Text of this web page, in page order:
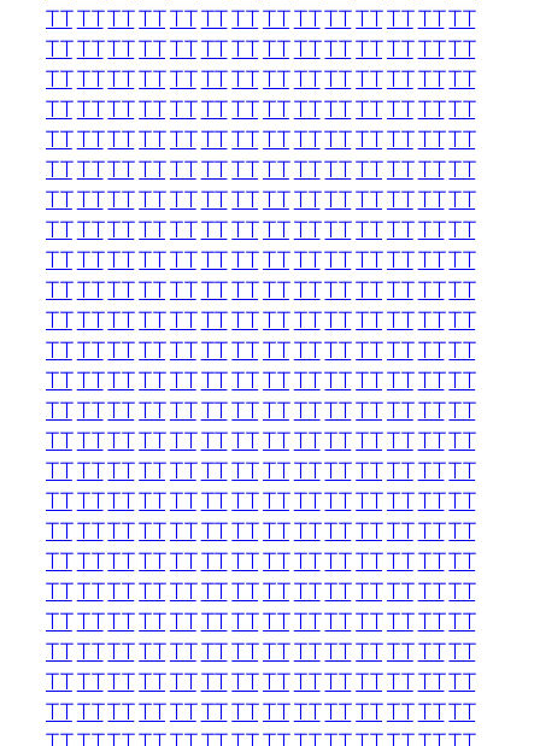
TTTTTTTTTTTTTTTTTTTTTTTTTTTT
TTTTTTTTTTTTTTTTTTTTTTTTTTTT
TTTTTTTTTTTTTTTTTTTTTTTTTTTT
TTTTTTTTTTTTTTTTTTTTTTTTTTTT
TTTTTTTTTTTTTTTTTTTTTTTTTTTT
TTTTTTTTTTTTTTTTTTTTTTTTTTTT
TTTTTTTTTTTTTTTTTTTTTTTTTTTT
TTTTTTTTTTTTTTTTTTTTTTTTTTTT
TTTTTTTTTTTTTTTTTTTTTTTTTTTT
TTTTTTTTTTTTTTTTTTTTTTTTTTTT
TTTTTTTTTTTTTTTTTTTTTTTTTTTT
TTTTTTTTTTTTTTTTTTTTTTTTTTTT
TTTTTTTTTTTTTTTTTTTTTTTTTTTT
TTTTTTTTTTTTTTTTTTTTTTTTTTTT
TTTTTTTTTTTTTTTTTTTTTTTTTTTT
TTTTTTTTTTTTTTTTTTTTTTTTTTTT
TTTTTTTTTTTTTTTTTTTTTTTTTTTT
TTTTTTTTTTTTTTTTTTTTTTTTTTTT
TTTTTTTTTTTTTTTTTTTTTTTTTTTT
TTTTTTTTTTTTTTTTTTTTTTTTTTTT
TTTTTTTTTTTTTTTTTTTTTTTTTTTT
TTTTTTTTTTTTTTTTTTTTTTTTTTTT
TTTTTTTTTTTTTTTTTTTTTTTTTTTT
TTTTTTTTTTTTTTTTTTTTTTTTTTTT